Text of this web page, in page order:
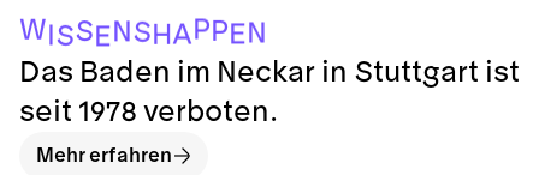
WISSENSHAPPE N
Das Baden im Neckar in Stuttgart ist
seit 1978 verboten.
Mehr erfahren